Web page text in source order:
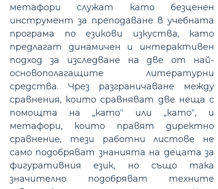
метафори служат като безценен
инструмент за преподаване в учебната
програма по езикови изкуства, като
предлагат динамичен и интерактивен
подход за изследване на две от най-
основополагащите литературни
средства. Чрез разграничаване между
сравнения, които сравняват две неща с
помощта на „като“ или „като“, и
метафори, които правят директно
сравнение, тези работни листове не
само подобряват знанията на децата за
фигуративния език, но също така
значително подобряват техните